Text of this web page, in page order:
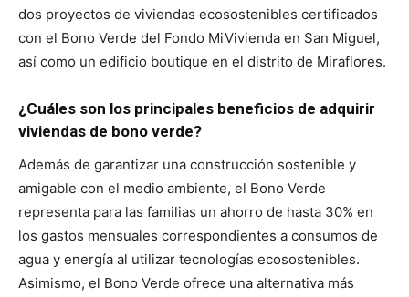
dos proyectos de viviendas ecosostenibles certificados
con el Bono Verde del Fondo MiVivienda en San Miguel,
así como un edificio boutique en el distrito de Miraflores.
¿Cuáles son los principales beneficios de adquirir
viviendas de bono verde?
Además de garantizar una construcción sostenible y
amigable con el medio ambiente, el Bono Verde
representa para las familias un ahorro de hasta 30% en
los gastos mensuales correspondientes a consumos de
agua y energía al utilizar tecnologías ecosostenibles.
Asimismo, el Bono Verde ofrece una alternativa más